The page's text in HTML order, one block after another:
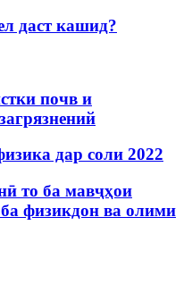
даст кашид?
почв и
дар соли 2022
то ба мавҷҳои
физикдон ва олими